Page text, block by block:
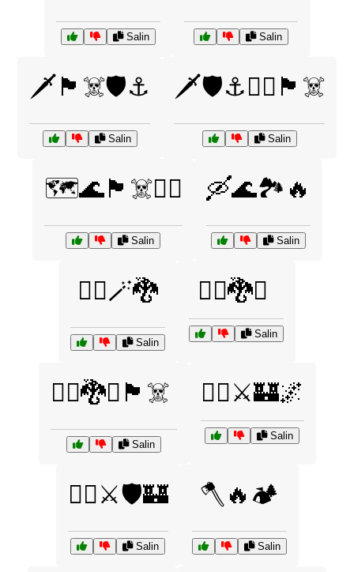
Salin Salin
🗡️🏴‍☠️🛡️⚓
Salin
🗡️🛡️⚓🧝‍♂️🏴‍☠️
Salin
🗺️🌊🏴‍☠️🧝‍♂️
Salin
🛶🌊🏞️🔥
Salin
🧙‍♀️🪄🐉
Salin
🧙‍♂️🐉⚓
Salin
🧙‍♂️🐉⚓🏴‍☠️
Salin
🧝‍♂️⚔️🏰🌌
Salin
🧝‍♂️⚔️🛡️🏰
Salin
🪓🔥🏕️
Salin